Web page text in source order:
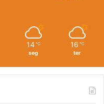
14 ℃
seg
16 ℃
ter